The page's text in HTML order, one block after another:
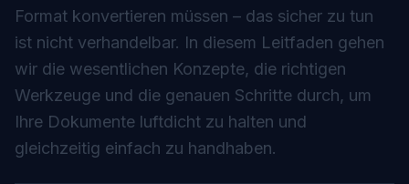
Format konvertieren müssen – das sicher zu tun
ist nicht verhandelbar. In diesem Leitfaden gehen
wir die wesentlichen Konzepte, die richtigen
Werkzeuge und die genauen Schritte durch, um
Ihre Dokumente luftdicht zu halten und
gleichzeitig einfach zu handhaben.